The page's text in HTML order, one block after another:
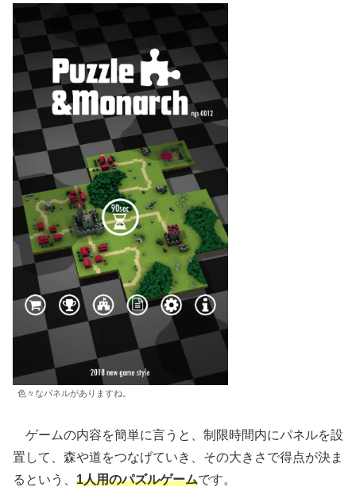
色々なパネルがありますね。
ゲームの内容を簡単に言うと、制限時間内にパネルを設
置して、森や道をつなげていき、その大きさで得点が決ま
るという、 1人用のパズルゲームです。